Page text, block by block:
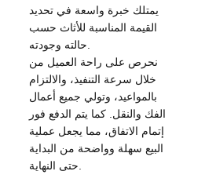
يمتلك خبرة واسعة في تحديد
القيمة المناسبة للأثاث حسب
نحرص على راحة العميل من
خلال سرعة التنفيذ، والالتزام
بالمواعيد، وتولي جميع أعمال
الفك والنقل. كما يتم الدفع فور
إتمام الاتفاق، مما يجعل عملية
البيع سهلة وواضحة من البداية